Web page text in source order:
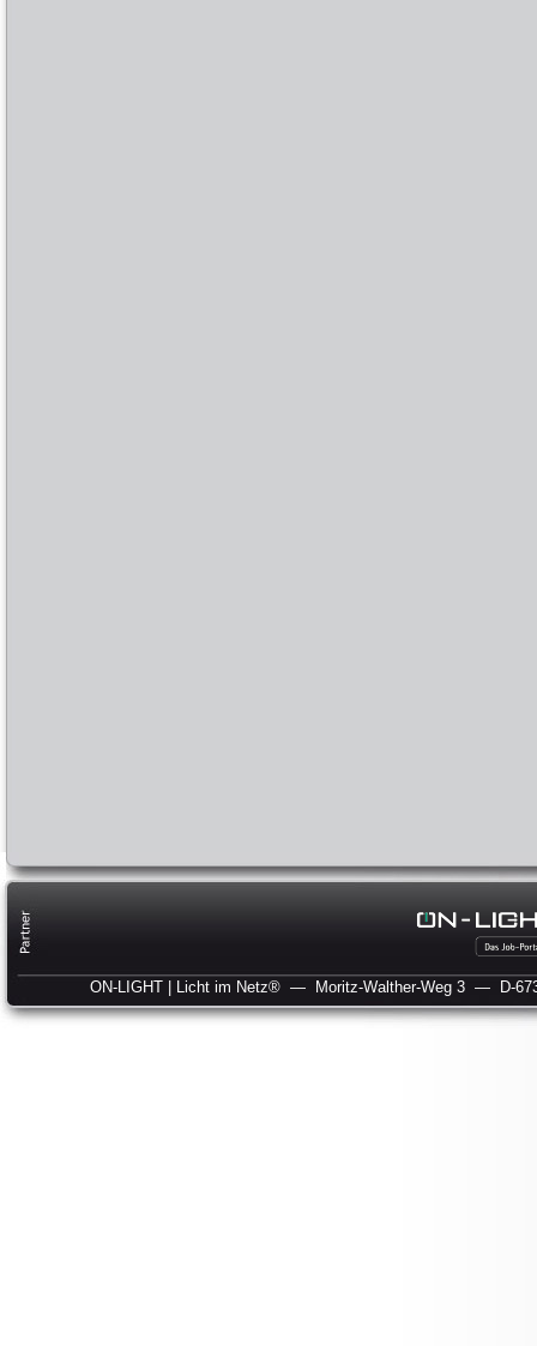
ON-LIGHT | Licht im Netz® — Moritz-Walther-Weg 3 — D-